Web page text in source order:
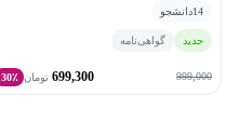
14دانشجو
جدید گواهی‌نامه
999,000
699,300 تومان 30٪